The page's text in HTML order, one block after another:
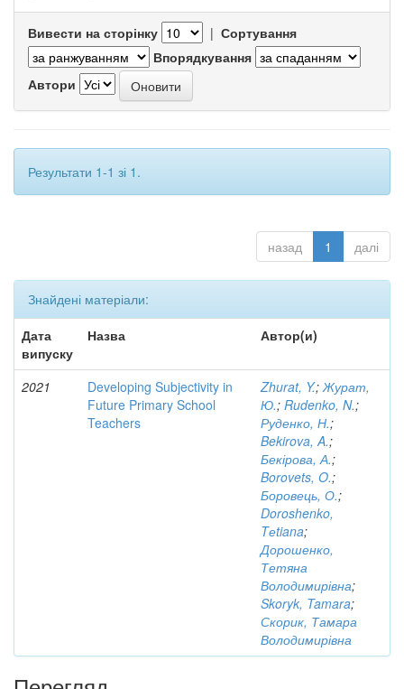
Вивести на сторінку | Сортування
Впорядкування
Автори
Результати 1-1 зі 1.
назад 1 далі
Знайдені матеріали:
Дата
випуску
Назва Автор(и)
2021
Developing Subjectivity in
Future Primary School
Teachers
Zhurat, Y.;Журат,
Ю.; Rudenko, N.;
Руденко, Н.;
Bekirova, A.;
Бекірова, А.;
Borovets, O.;
Боровець, О.;
Doroshenko,
Tеtiana;
Дорошенко,
Тетяна
Володимирівна;
Skoryk, Tamara;
Скорик, Тамара
Володимирівна